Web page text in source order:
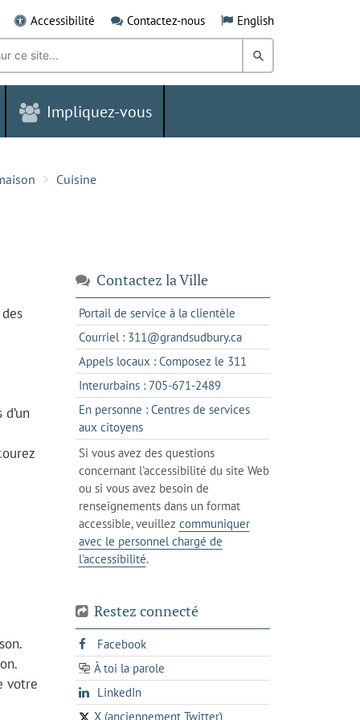
Accessibilité Contactez-nous English
Rechercher
dans
Grand
Impliquez-vous
Cuisine
votre
Contactez la Ville
Portail de service à la clientèles'ouvre
dans
un
nouvel
Courriel : 311@grandsudbury.cas'ouvre
dans
votre
de
Appels locaux : Composez le 311
dans
un
client
téléphone
Interurbains : 705-671-2489s'ouvre
dans
client
votre
En personne : Centres de services
aux citoyenss'ouvre
dans
l'onglet
actuel
Si vous avez des questions
concernant l'accessibilité du site Web
ou si vous avez besoin de
renseignements dans un format
accessible, veuillez communiquer
avec le personnel chargé de
l'accessibilité.
Restez connecté
Facebooks'ouvre
dans
un
onglet
À toi la parole
opens
in
a
LinkedInopens
in
X (anciennement Twitter)